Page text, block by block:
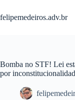
para
o
felipemedeiros.adv.br
Bomba no STF! Lei
por